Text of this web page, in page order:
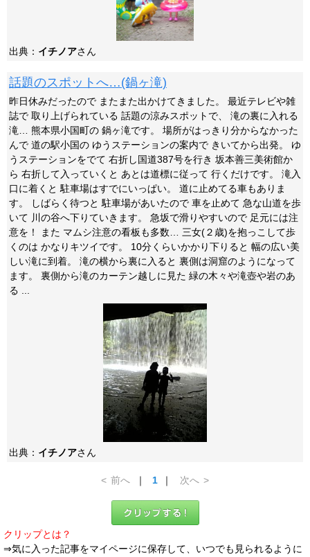
出典： イチノアさん
話題のスポットへ…(鍋ヶ滝)
昨日休みだったので またまた出かけてきました。 最近テレビや雑
誌で 取り上げられている 話題の涼みスポットで、 滝の裏に入れる
滝… 熊本県小国町の 鍋ヶ滝です。 場所がはっきり分からなかった
んで 道の駅小国の ゆうステーションの案内で きいてから出発。 ゆ
うステーションをでて 右折し国道387号を行き 坂本善三美術館か
ら 右折して入っていくと あとは道標に従って 行くだけです。 滝入
口に着くと 駐車場はすでにいっぱい。 道に止めてる車もありま
す。 しばらく待つと 駐車場があいたので 車を止めて 急な山道を歩
いて 川の谷へ下りていきます。 急坂で滑りやすいので 足元には注
意を！ また マムシ注意の看板も多数… 三女(２歳)を抱っこして歩
くのは かなりキツイです。 10分くらいかかり下りると 幅の広い美
しい滝に到着。 滝の横から裏に入ると 裏側は洞窟のようになって
ます。 裏側から滝のカーテン越しに見た 緑の木々や滝壺や岩のあ
る ...
出典： イチノアさん
< 前へ ｜ 1 ｜ 次へ >
クリップとは？
⇒気に入った記事をマイページに保存して、いつでも見られるように